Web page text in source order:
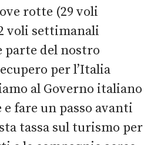
rotte (29 voli
voli settimanali
parte del nostro
per l’Italia
al Governo italiano
fare un passo avanti
tassa sul turismo per